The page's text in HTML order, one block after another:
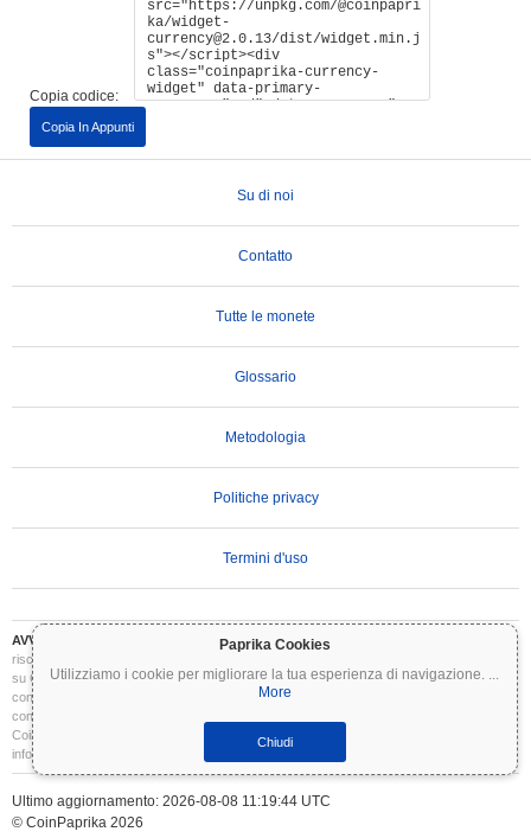
Paprika Cookies
Utilizziamo i cookie per migliorare la tua esperienza di navigazione. ...
More
Chiudi
Copia codice:
Copia In Appunti
Su di noi
Contatto
Tutte le monete
Glossario
Metodologia
Politiche privacy
Termini d'uso
AVVERTENZA IMPORTANTE:
Le criptovalute sono altamente volatili e comportano
rischi significativi. Potresti perdere parte o tutto il tuo investimento. Tutte le informazioni
su Coinpaprika sono fornite esclusivamente a scopo informativo e non costituiscono
consulenza finanziaria o di investimento. Conduci sempre le tue ricerche (DYOR) e
consulta un consulente finanziario qualificato prima di prendere decisioni di investimento.
Coinpaprika non è responsabile per eventuali perdite derivanti dall'uso di queste
informazioni.
Ultimo aggiornamento: 2026-08-08 11:19:44 UTC
© CoinPaprika 2026